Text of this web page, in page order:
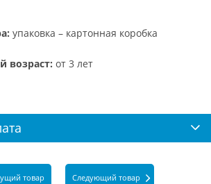
упаковка – картонная коробка
возраст: от 3 лет
товар Следующий товар